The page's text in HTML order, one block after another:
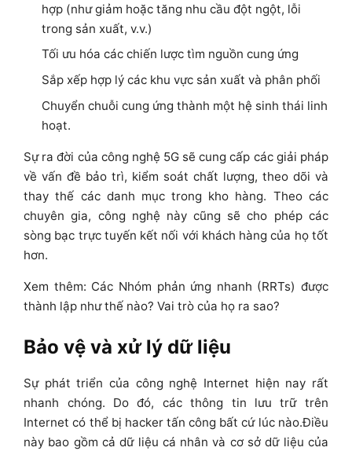
hợp (như giảm hoặc tăng nhu cầu đột ngột, lỗi
trong sản xuất, v.v.)
Tối ưu hóa các chiến lược tìm nguồn cung ứng
Sắp xếp hợp lý các khu vực sản xuất và phân phối
Chuyển chuỗi cung ứng thành một hệ sinh thái linh
hoạt.
Sự ra đời của công nghệ 5G sẽ cung cấp các giải pháp
về vấn đề bảo trì, kiểm soát chất lượng, theo dõi và
thay thế các danh mục trong kho hàng. Theo các
chuyên gia, công nghệ này cũng sẽ cho phép các
sòng bạc trực tuyến kết nối với khách hàng của họ tốt
hơn.
Xem thêm: Các Nhóm phản ứng nhanh (RRTs) được
thành lập như thế nào? Vai trò của họ ra sao?
Bảo vệ và xử lý dữ liệu
Sự phát triển của công nghệ Internet hiện nay rất
nhanh chóng. Do đó, các thông tin lưu trữ trên
Internet có thể bị hacker tấn công bất cứ lúc nào.Điều
này bao gồm cả dữ liệu cá nhân và cơ sở dữ liệu của